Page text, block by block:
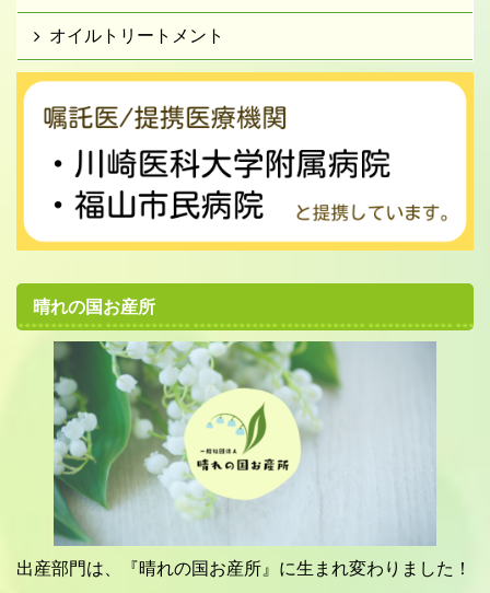
オイルトリートメント
晴れの国お産所
出産部門は、『晴れの国お産所』に生まれ変わりました！